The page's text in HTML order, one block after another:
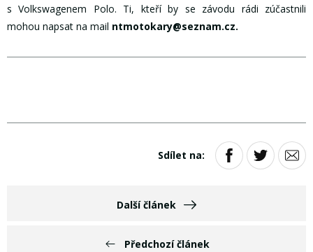
s Volkswagenem Polo. Ti, kteří by se závodu rádi zúčastnili
mohou napsat na mail ntmotokary@seznam.cz.
Předchozí článek
Sdílet na:
Další článek